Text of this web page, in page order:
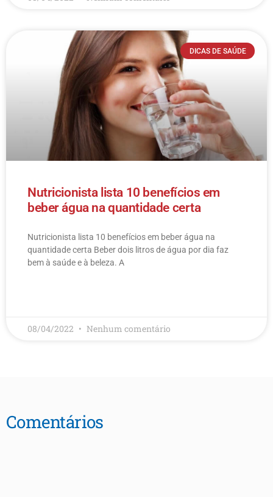
DICAS DE SAÚDE
Nutricionista lista 10 benefícios em
beber água na quantidade certa
Nutricionista lista 10 benefícios em beber água na
quantidade certa Beber dois litros de água por dia faz
bem à saúde e à beleza. A
08/04/2022 Nenhum comentário
Comentários